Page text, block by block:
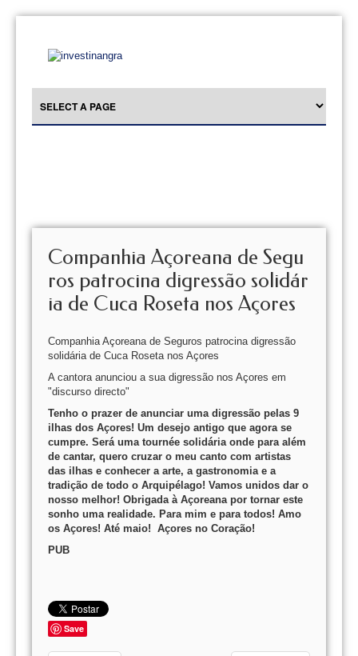
Companhia Açoreana de Segu
ros patrocina digressão solidár
ia de Cuca Roseta nos Açores
Companhia Açoreana de Seguros patrocina digressão
solidária de Cuca Roseta nos Açores
A cantora anunciou a sua digressão nos Açores em
"discurso directo"
Tenho o prazer de anunciar uma digressão pelas 9
ilhas dos Açores! Um desejo antigo que agora se
cumpre. Será uma tournée solidária onde para além
de cantar, quero cruzar o meu canto com artistas
das ilhas e conhecer a arte, a gastronomia e a
tradição de todo o Arquipélago! Vamos unidos dar o
nosso melhor! Obrigada à Açoreana por tornar este
sonho uma realidade. Para mim e para todos! Amo
os Açores! Até maio! Açores no Coração!
PUB
Save